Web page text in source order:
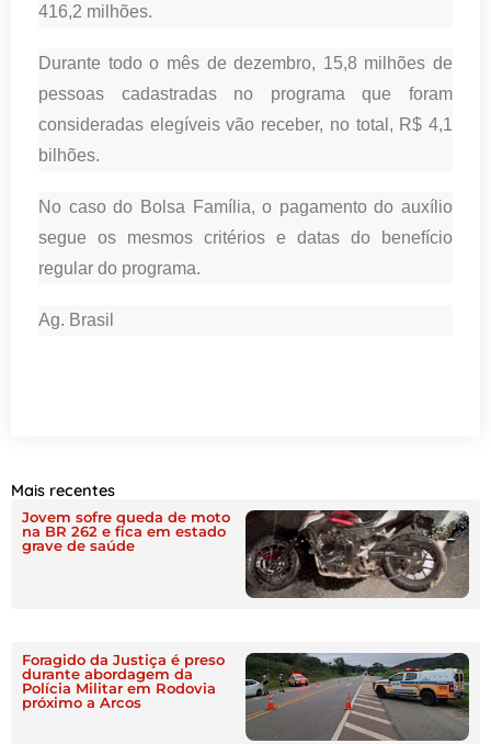
416,2 milhões.
Durante todo o mês de dezembro, 15,8 milhões de
pessoas cadastradas no programa que foram
consideradas elegíveis vão receber, no total, R$ 4,1
bilhões.
No caso do Bolsa Família, o pagamento do auxílio
segue os mesmos critérios e datas do benefício
regular do programa.
Ag. Brasil
Mais recentes
Jovem sofre queda de moto
na BR 262 e fica em estado
grave de saúde
Foragido da Justiça é preso
durante abordagem da
Polícia Militar em Rodovia
próximo a Arcos